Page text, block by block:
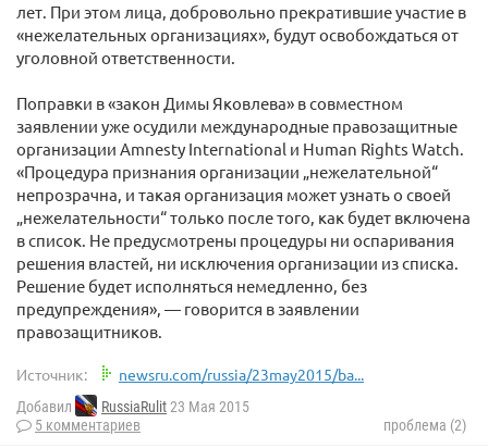
лет. При этом лица, добровольно прекратившие участие в
«нежелательных организациях», будут освобождаться от
уголовной ответственности.
Поправки в «закон Димы Яковлева» в совместном
заявлении уже осудили международные правозащитные
организации Amnesty International и Human Rights Watch.
«Процедура признания организации „нежелательной“
непрозрачна, и такая организация может узнать о своей
„нежелательности“ только после того, как будет включена
в список. Не предусмотрены процедуры ни оспаривания
решения властей, ни исключения организации из списка.
Решение будет исполняться немедленно, без
предупреждения», — говорится в заявлении
правозащитников.
Источник: newsru.com/russia/23may2015/ba...
Добавил RussiaRulit23 Мая 2015
5 комментариев
проблема (2)